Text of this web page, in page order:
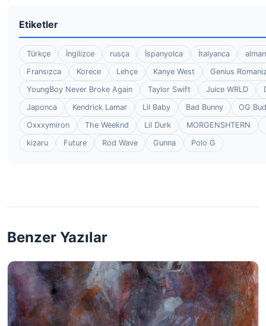
Etiketler
Türkçe İngilizce rusça İspanyolca İtalyanca
Fransızca
Korece Lehçe Kanye West
Genius
YoungBoy Never Broke Again
Taylor Swift Juice WRLD
Japonca
Kendrick Lamar Lil Baby Bad Bunny
OG
Oxxxymiron
The Weeknd Lil Durk
MORGENSHTERN
kizaru
Future Rod Wave Gunna Polo G
Benzer Yazılar